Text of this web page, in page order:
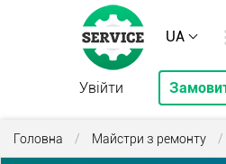
UA
Увійти
Головна / Майстри з ремонту /